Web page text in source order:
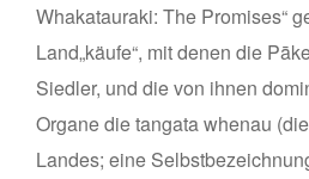
Whakatauraki: The Promises“
Land„käufe“, mit denen die
Siedler, und die von ihnen
Organe die tangata whenau
Landes; eine